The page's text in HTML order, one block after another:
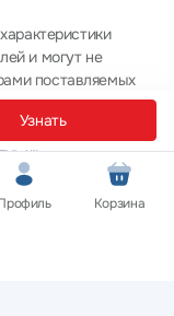
Узнать
и могут не
поставляемых
при
Корзина